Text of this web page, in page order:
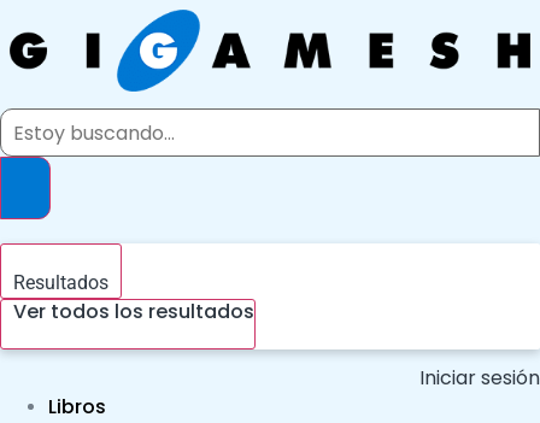
al
contenido
Search
Resultados
Ver todos los resultados
Iniciar sesión
Libros